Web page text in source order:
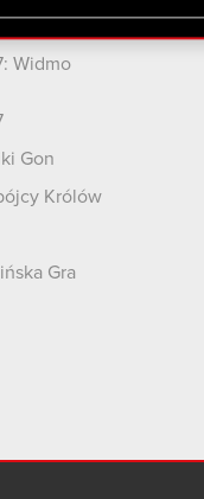
Widmo
Gon
Królów
Gra